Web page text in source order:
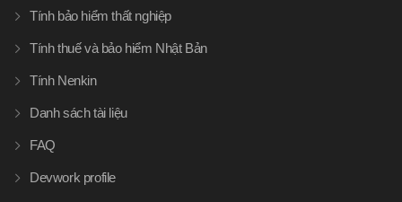
Tính bảo hiểm thất nghiệp
Tính thuế và bảo hiểm Nhật Bản
Tính Nenkin
Danh sách tài liệu
FAQ
Devwork profile